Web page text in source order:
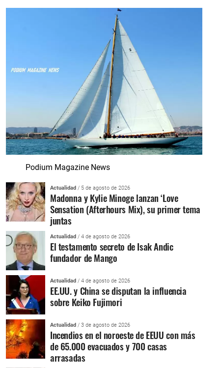
Podium Magazine News
Actualidad / 5 de agosto de 2026
Madonna y Kylie Minoge lanzan ‘Love
Sensation (Afterhours Mix), su primer tema
juntas
Actualidad / 4 de agosto de 2026
El testamento secreto de Isak Andic
fundador de Mango
Actualidad / 4 de agosto de 2026
EE.UU. y China se disputan la influencia
sobre Keiko Fujimori
Actualidad / 3 de agosto de 2026
Incendios en el noroeste de EEUU con más
de 65.000 evacuados y 700 casas
arrasadas